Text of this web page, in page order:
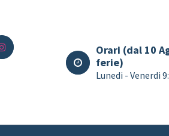
Orari (dal 10
ferie)
Lunedi - Venerdi